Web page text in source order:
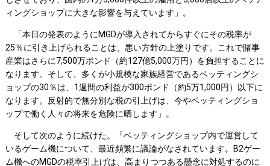
ィングショップに大きな影響を与えています」。
「本日の発表のようにMGDが導入されてからすぐにその税率が
25％に引き上げられることは、悪い方針の上塗りです。これで賭事
産業はさらに7,500万ポンド（約127億5,000万円）を負担することに
なります。そして、多くが小規模な家族経営であるベッティングシ
ョップの30％は、1週間の利益が300ポンド（約5万1,000円）以下に
なります。反射的で無分別な税の引上げは、今やベッティングショ
ップで働く人々の将来を危険に晒します」。
そして次のように続けた。「ベッティングショップ内で運営して
いるゲーム機について、最近頻繁に議論がなされています。B2ゲー
ム機へのMGDの税率引上げは、高まりつつある懸念に対処するのに